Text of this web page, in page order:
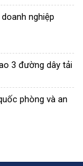
nghiệp
3 đường dây tải
phòng và an